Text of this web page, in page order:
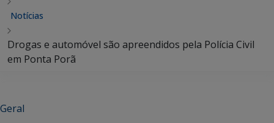
Notícias
Drogas e automóvel são apreendidos pela Polícia Civil
em Ponta Porã
Geral